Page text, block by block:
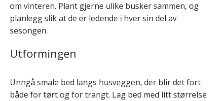
om vinteren. Plant gjerne ulike busker sammen, og
planlegg slik at de er ledende i hver sin del av
sesongen.
Utformingen
Unngå smale bed langs husveggen, der blir det fort
både for tørt og for trangt. Lag bed med litt størrelse